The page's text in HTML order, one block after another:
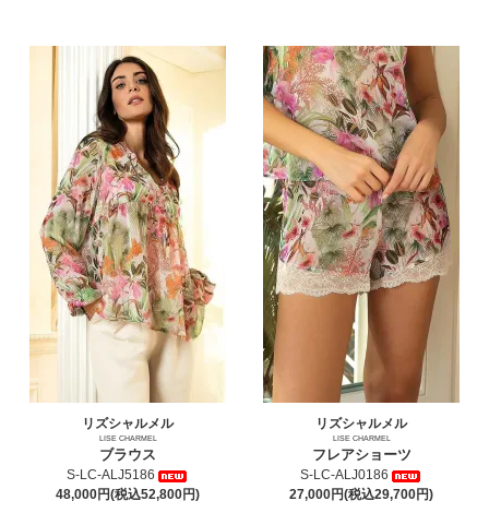
リズシャルメル
LISE CHARMEL
ブラウス
S-LC-ALJ5186
48,000円(税込52,800円)
リズシャルメル
LISE CHARMEL
フレアショーツ
S-LC-ALJ0186
27,000円(税込29,700円)